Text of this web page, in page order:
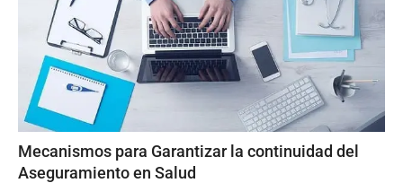
Mecanismos para Garantizar la continuidad del
Aseguramiento en Salud